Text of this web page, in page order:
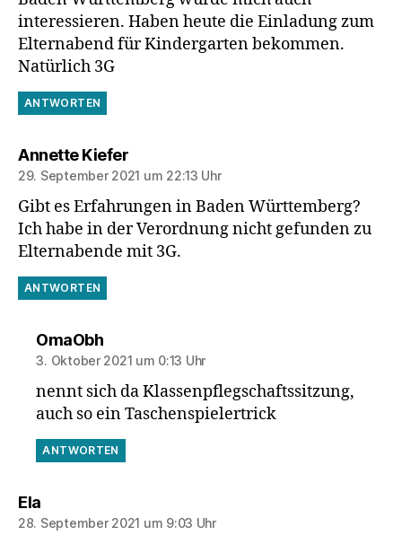
interessieren. Haben heute die Einladung zum
Elternabend für Kindergarten bekommen.
Natürlich 3G
ANTWORTEN
Annette Kiefersagt:
29. September 2021 um 22:13 Uhr
Gibt es Erfahrungen in Baden Württemberg?
Ich habe in der Verordnung nicht gefunden zu
Elternabende mit 3G.
ANTWORTEN
OmaObhsagt:
3. Oktober 2021 um 0:13 Uhr
nennt sich da Klassenpflegschaftssitzung,
auch so ein Taschenspielertrick
ANTWORTEN
Elasagt:
28. September 2021 um 9:03 Uhr